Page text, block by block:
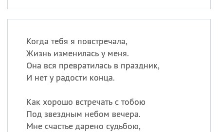
Когда тебя я повстречала,
Жизнь изменилась у меня.
Она вся превратилась в праздник,
И нет у радости конца.
Как хорошо встречать с тобою
Под звездным небом вечера.
Мне счастье дарено судьбою,